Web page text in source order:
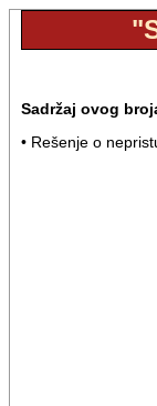
Sadržaj ovog
• Rešenje o